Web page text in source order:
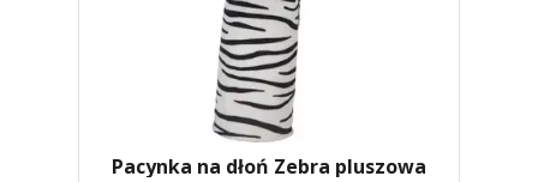
Pacynka na dłoń Zebra pluszowa